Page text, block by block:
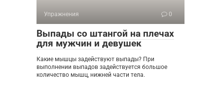
Упражнения 0
Выпады со штангой на плечах
для мужчин и девушек
Какие мышцы задействуют выпады? При
выполнении выпадов задействуется большое
количество мышц, нижней части тела.